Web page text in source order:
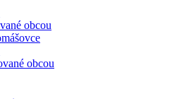
obcou
obcou